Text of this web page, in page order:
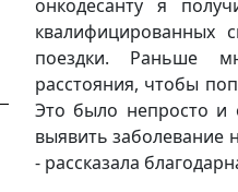
онкодесанту я
квалифицированных
поездки. Раньше
расстояния, чтобы
Это было непросто и
выявить заболевание
- рассказала